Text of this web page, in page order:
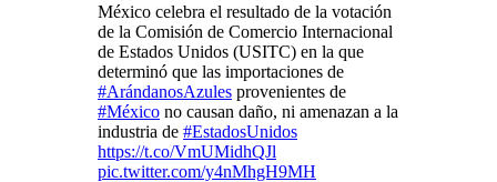
México celebra el resultado de la votación
de la Comisión de Comercio Internacional
de Estados Unidos (USITC) en la que
determinó que las importaciones de
#ArándanosAzules provenientes de
#México no causan daño, ni amenazan a la
industria de #EstadosUnidos
https://t.co/VmUMidhQJl
pic.twitter.com/y4nMhgH9MH